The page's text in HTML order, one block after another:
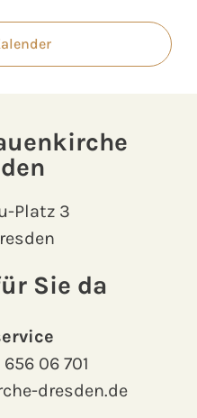
Platz 3
Sie da
06 701
dresden.de